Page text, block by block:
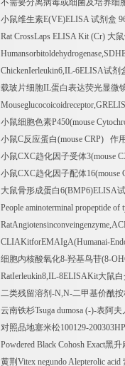
不需要分离病毒或细菌及培养细
小鼠维生素E(VE)ELISA试剂盒
Rat CrossLaps ELISA Kit (Cr) 大
ChickenIerleukin6,IL-6ELISA试剂
载玻片细胞IL蛋白表达荧光显微
小鼠细胞色素P450(mouse
小鼠C反应蛋白(mouse CRP) 作
小鼠CXC趋化因子受体3(mouse
小鼠CXC趋化因子配体
大鼠骨形成蛋白6(BMP6)ELISA
People aminoterminal propeptide
CLIAKitforEMAIgA(Humanai-
细胞内核酸氧化8-羟基鸟苷(8-
RatIerleukin8,IL-8ELISAKit大鼠
二类残留溶剂 -N,N-二甲基价酰
云南铁杉Tsuga dumosa (-)-表阿夫
对照品地塞米松100129-
Powdered Black Cohosh Exact黑升
黄荆 Vitex negundo Alepterolic acid